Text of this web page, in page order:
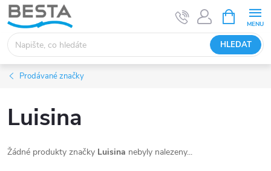
Přejít
na
obsah
HLEDAT
NÁKUPNÍ
KOŠÍK
Prodávané značky
Luisina
Žádné produkty značky Luisina nebyly nalezeny...